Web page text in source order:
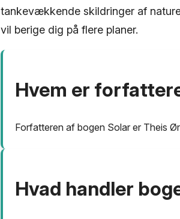
tankevækkende skildringer af
vil berige dig på flere planer.
Hvem er
Forfatteren af bogen Solar er Theis
Hvad handler